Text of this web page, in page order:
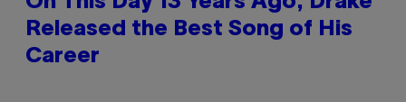
Released the Best Song of His
Career